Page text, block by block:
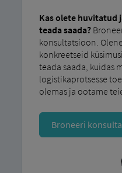
Kas olete huvitatud
teada saada?
konsultatsioon.
konkreetseid
teada saada, kuidas
logistikaprotsesse
olemas ja ootame
Broneeri